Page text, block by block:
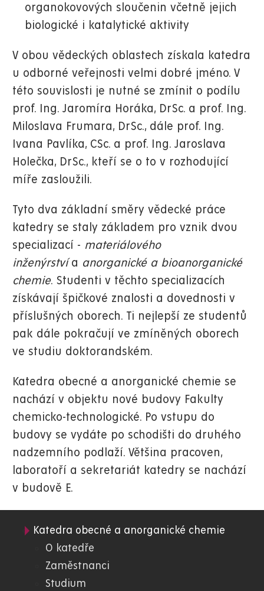
organokovových sloučenin včetně jejich
biologické i katalytické aktivity
V obou vědeckých oblastech získala katedra
u odborné veřejnosti velmi dobré jméno. V
této souvislosti je nutné se zmínit o podílu
prof. Ing. Jaromíra Horáka, DrSc. a prof. Ing.
Miloslava Frumara, DrSc., dále prof. Ing.
Ivana Pavlíka, CSc. a prof. Ing. Jaroslava
Holečka, DrSc., kteří se o to v rozhodující
míře zasloužili.
Tyto dva základní směry vědecké práce
katedry se staly základem pro vznik dvou
specializací - materiálového
inženýrstvía anorganické a bioanorganické
chemie. Studenti v těchto specializacích
získávají špičkové znalosti a dovednosti v
příslušných oborech. Ti nejlepší ze studentů
pak dále pokračují ve zmíněných oborech
ve studiu doktorandském.
Katedra obecné a anorganické chemie se
nachází v objektu nové budovy Fakulty
chemicko-technologické. Po vstupu do
budovy se vydáte po schodišti do druhého
nadzemního podlaží. Většina pracoven,
laboratoří a sekretariát katedry se nachází
v budově E.
FChT
Katedra obecné a anorganické chemie
O katedře
Zaměstnanci
Studium